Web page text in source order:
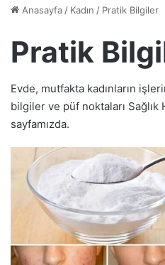
Anasayfa/ Kadın / Pratik Bilgiler
Pratik
Evde, mutfakta kadınların
bilgiler ve püf noktaları
sayfamızda.